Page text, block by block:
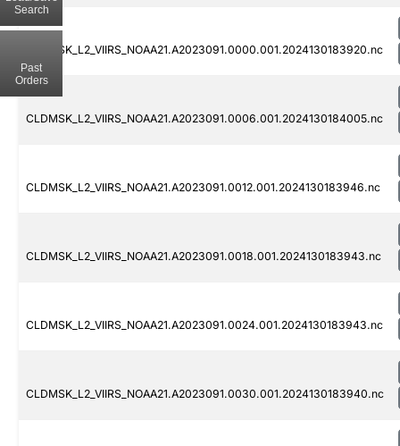
CLDMSK_L2_VIIRS_NOAA21.A2023091.0000.001.2024130183920.nc
CLDMSK_L2_VIIRS_NOAA21.A2023091.0006.001.2024130184005.nc
CLDMSK_L2_VIIRS_NOAA21.A2023091.0012.001.2024130183946.nc
CLDMSK_L2_VIIRS_NOAA21.A2023091.0018.001.2024130183943.nc
CLDMSK_L2_VIIRS_NOAA21.A2023091.0024.001.2024130183943.nc
CLDMSK_L2_VIIRS_NOAA21.A2023091.0030.001.2024130183940.nc
Search
Past
Orders